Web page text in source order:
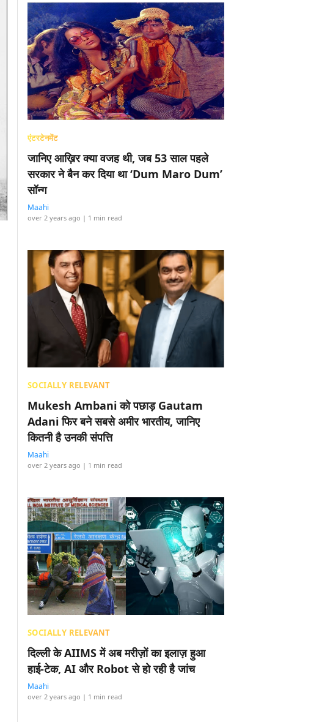
एंटरटेनमेंट
जानिए आख़िर क्या वजह थी, जब 53 साल पहले
सरकार ने बैन कर दिया था ‘Dum Maro Dum’
सॉन्ग
Maahi
over 2 years ago | 1 min read
SOCIALLY RELEVANT
Mukesh Ambani को पछाड़ Gautam
Adani फिर बने सबसे अमीर भारतीय, जानिए
कितनी है उनकी संपत्ति
Maahi
over 2 years ago | 1 min read
SOCIALLY RELEVANT
दिल्ली के AIIMS में अब मरीज़ों का इलाज़ हुआ
हाई-टेक, AI और Robot से हो रही है जांच
Maahi
over 2 years ago | 1 min read